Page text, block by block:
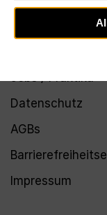
Jobs / Praktika
Datenschutz
AGBs
Impressum